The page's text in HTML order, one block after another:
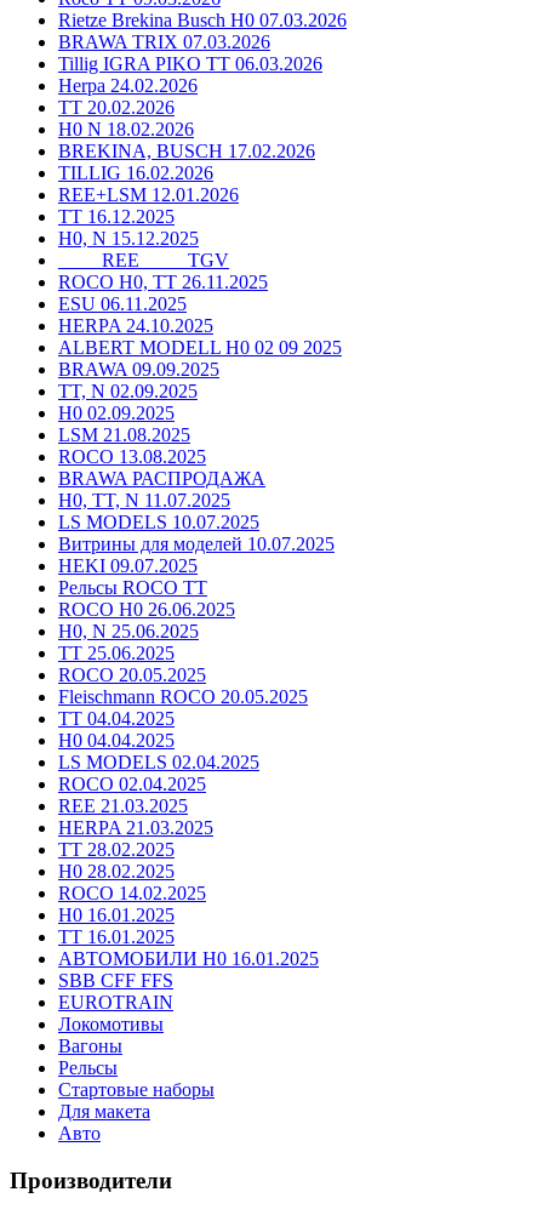
Rietze Brekina Busch H0 07.03.2026
BRAWA TRIX 07.03.2026
Tillig IGRA PIKO TT 06.03.2026
Herpa 24.02.2026
TT 20.02.2026
H0 N 18.02.2026
BREKINA, BUSCH 17.02.2026
TILLIG 16.02.2026
REE+LSM 12.01.2026
TT 16.12.2025
H0, N 15.12.2025
____ REE ____ TGV
ROCO H0, TT 26.11.2025
ESU 06.11.2025
HERPA 24.10.2025
ALBERT MODELL H0 02 09 2025
BRAWA 09.09.2025
TT, N 02.09.2025
H0 02.09.2025
LSM 21.08.2025
ROCO 13.08.2025
BRAWA РАСПРОДАЖА
H0, TT, N 11.07.2025
LS MODELS 10.07.2025
Витрины для моделей 10.07.2025
HEKI 09.07.2025
Рельсы ROCO TT
ROCO H0 26.06.2025
H0, N 25.06.2025
TT 25.06.2025
ROCO 20.05.2025
Fleischmann ROCO 20.05.2025
TT 04.04.2025
H0 04.04.2025
LS MODELS 02.04.2025
ROCO 02.04.2025
REE 21.03.2025
HERPA 21.03.2025
TT 28.02.2025
H0 28.02.2025
ROCO 14.02.2025
H0 16.01.2025
TT 16.01.2025
АВТОМОБИЛИ H0 16.01.2025
SBB CFF FFS
EUROTRAIN
Локомотивы
Вагоны
Рельсы
Стартовые наборы
Для макета
Авто
Производители